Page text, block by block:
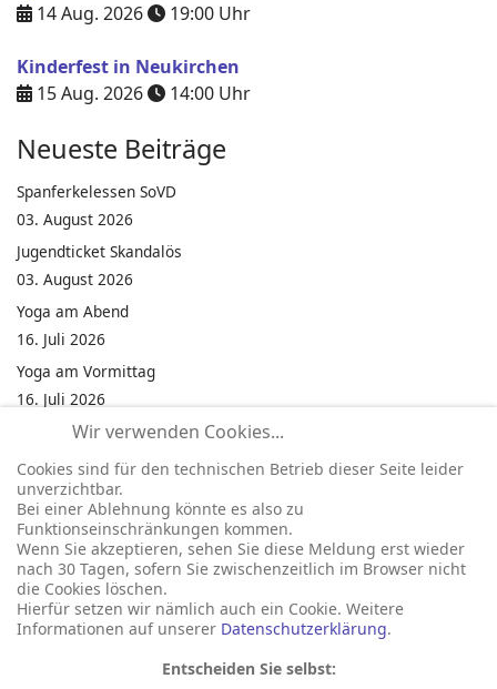
14 Aug. 2026
19:00 Uhr
Kinderfest in Neukirchen
15 Aug. 2026
14:00 Uhr
Neueste Beiträge
Spanferkelessen SoVD
03. August 2026
Jugendticket Skandalös
03. August 2026
Yoga am Abend
16. Juli 2026
Yoga am Vormittag
16. Juli 2026
Pilates am Abend
16. Juli 2026
Jumping Fitness Intervall
16. Juli 2026
Jumping Fitness Erwachsene
16. Juli 2026
Wir verwenden Cookies...
Cookies sind für den technischen Betrieb dieser Seite leider
unverzichtbar.
Bei einer Ablehnung könnte es also zu
Funktionseinschränkungen kommen.
Wenn Sie akzeptieren, sehen Sie diese Meldung erst wieder
nach 30 Tagen, sofern Sie zwischenzeitlich im Browser nicht
die Cookies löschen.
Hierfür setzen wir nämlich auch ein Cookie. Weitere
Informationen auf unserer Datenschutzerklärung.
Entscheiden Sie selbst: